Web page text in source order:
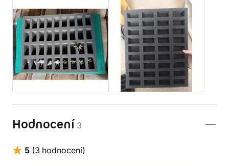
Hodnocení 3
5 (3 hodnocení)